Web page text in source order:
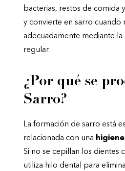
bacterias, restos de comida
y convierte en sarro cuando
adecuadamente mediante la
regular.
¿Por qué se
Sarro?
La formación de sarro está
relacionada con una
Si no se cepillan los dientes
utiliza hilo dental para